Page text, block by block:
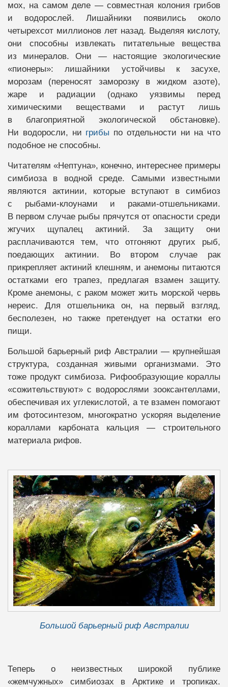
мох, на самом деле — совместная колония грибов
и водорослей. Лишайники появились около
четырехсот миллионов лет назад. Выделяя кислоту,
они способны извлекать питательные вещества
из минералов. Они — настоящие экологические
«пионеры»: лишайники устойчивы к засухе,
морозам (переносят заморозку в жидком азоте),
жаре и радиации (однако уязвимы перед
химическими веществами и растут лишь
в благоприятной экологической обстановке).
Ни водоросли, ни грибы по отдельности ни на что
подобное не способны.
Читателям «Нептуна», конечно, интереснее примеры
симбиоза в водной среде. Самыми известными
являются актинии, которые вступают в симбиоз
с рыбами-клоунами и раками-отшельниками.
В первом случае рыбы прячутся от опасности среди
жгучих щупалец актиний. За защиту они
расплачиваются тем, что отгоняют других рыб,
поедающих актинии. Во втором случае рак
прикрепляет актиний клешням, и анемоны питаются
остатками его трапез, предлагая взамен защиту.
Кроме анемоны, с раком может жить морской червь
нереис. Для отшельника он, на первый взгляд,
бесполезен, но также претендует на остатки его
пищи.
Большой барьерный риф Австралии — крупнейшая
структура, созданная живыми организмами. Это
тоже продукт симбиоза. Рифообразующие кораллы
«сожительствуют» с водорослями зооксантеллами,
обеспечивая их углекислотой, а те взамен помогают
им фотосинтезом, многократно ускоряя выделение
кораллами карбоната кальция — строительного
материала рифов.
Большой барьерный риф Австралии
Теперь о неизвестных широкой публике
«жемчужных» симбиозах в Арктике и тропиках.